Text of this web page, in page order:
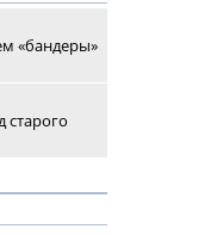
«бандеры»
старого